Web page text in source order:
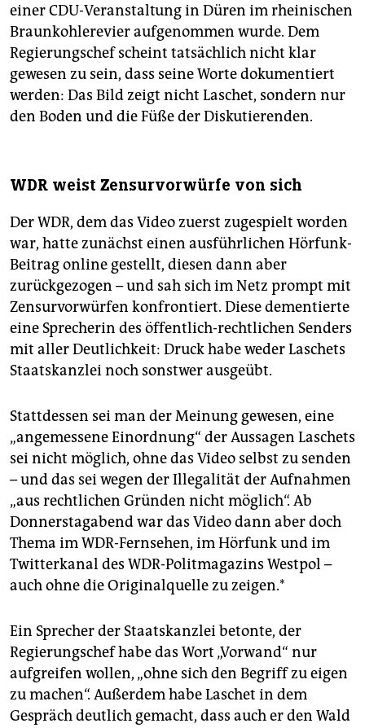
einer CDU-Veranstaltung in Düren im rheinischen
Braunkohlerevier aufgenommen wurde. Dem
Regierungschef scheint tatsächlich nicht klar
gewesen zu sein, dass seine Worte dokumentiert
werden: Das Bild zeigt nicht Laschet, sondern nur
den Boden und die Füße der Diskutierenden.
WDR weist Zensurvorwürfe von sich
Der WDR, dem das Video zuerst zugespielt worden
war, hatte zunächst einen ausführlichen Hörfunk-
Beitrag online gestellt, diesen dann aber
zurückgezogen – und sah sich im Netz prompt mit
Zensurvorwürfen konfrontiert. Diese dementierte
eine Sprecherin des öffentlich-rechtlichen Senders
mit aller Deutlichkeit: Druck habe weder Laschets
Staatskanzlei noch sonstwer ausgeübt.
Stattdessen sei man der Meinung gewesen, eine
„angemessene Einordnung“ der Aussagen Laschets
sei nicht möglich, ohne das Video selbst zu senden
– und das sei wegen der Illegalität der Aufnahmen
„aus rechtlichen Gründen nicht möglich“. Ab
Donnerstagabend war das Video dann aber doch
Thema im WDR-Fernsehen, im Hörfunk und im
Twitterkanal des WDR-Politmagazins Westpol –
auch ohne die Originalquelle zu zeigen.*
Ein Sprecher der Staatskanzlei betonte, der
Regierungschef habe das Wort „Vorwand“ nur
aufgreifen wollen, „ohne sich den Begriff zu eigen
zu machen“. Außerdem habe Laschet in dem
Gespräch deutlich gemacht, dass auch er den Wald